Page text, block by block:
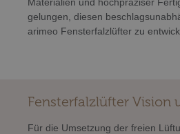
Materialien und hochpräziser
gelungen, diesen
arimeo Fensterfalzlüfter zu
Fensterfalzlüfter Vision
Für die Umsetzung der freien